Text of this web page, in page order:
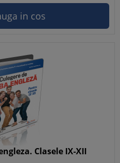
in cos
Clasele IX-XII